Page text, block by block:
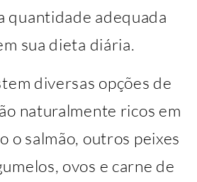
quantidade adequada
sua dieta diária.
diversas opções de
naturalmente ricos em
o salmão, outros peixes
ovos e carne de